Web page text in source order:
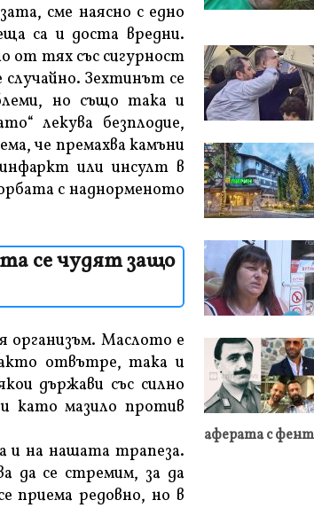
сме наясно с едно
са и доста вредни.
от тях със сигурност
Зехтинът се
но също така и
лекува безплодие,
че премахва камъни
или инсулт в
с наднорменото
се чудят защо
организъм. Маслото е
отвътре, така и
държави със силно
и като мазило против
и на нашата трапеза.
да се стремим, за да
приема редовно, но в
аферата с